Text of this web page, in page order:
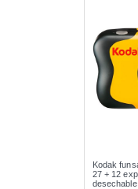
Kodak
27 + 12
desechable